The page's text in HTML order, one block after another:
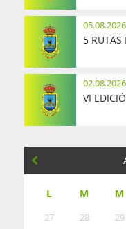
05.08.2026
5 RUTAS
02.08.2026
VI
L M M
27 28 29